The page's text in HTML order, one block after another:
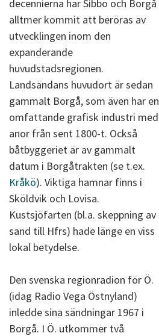
decennierna har Sibbo och Borgå
alltmer kommit att beröras av
utvecklingen inom den
expanderande
huvudstadsregionen.
Landsändans huvudort är sedan
gammalt Borgå, som även har en
omfattande grafisk industri med
anor från sent 1800-t. Också
båtbyggeriet är av gammalt
datum i Borgåtrakten (se t.ex.
Kråkö). Viktiga hamnar finns i
Sköldvik och Lovisa.
Kustsjöfarten (bl.a. skeppning av
sand till Hfrs) hade länge en viss
lokal betydelse.
Den svenska regionradion för Ö.
(idag Radio Vega Östnyland)
inledde sina sändningar 1967 i
Borgå. I Ö. utkommer två